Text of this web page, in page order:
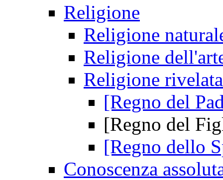
Religione
Religione
Religione
Religione rivelata
[Regno del
[Regno del
[Regno dello
Conoscenza